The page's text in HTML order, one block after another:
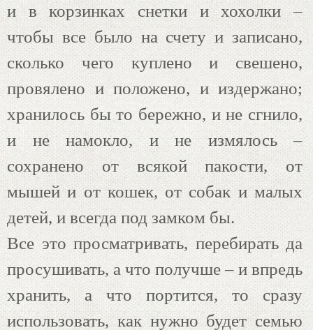
и в корзинках снетки и хохолки –
чтобы все было на счету и записано,
сколько чего куплено и свешено,
провялено и положено, и издержано;
хранилось бы то бережно, и не сгнило,
и не намокло, и не измялось –
сохранено от всякой пакости, от
мышей и от кошек, от собак и малых
детей, и всегда под замком бы.
Все это просматривать, перебирать да
просушивать, а что получше – и впредь
хранить, а что портится, то сразу
использовать, как нужно будет семью